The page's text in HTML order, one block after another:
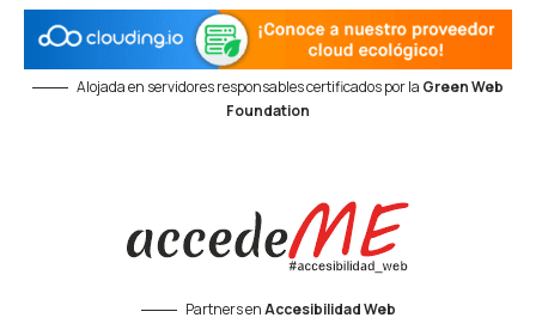
Alojada en servidores responsables certificados por la Green Web
Foundation
Partners enAccesibilidad Web